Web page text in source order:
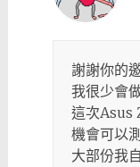
謝謝你的
我很少會
這次Asus
機會可以測
大部份我